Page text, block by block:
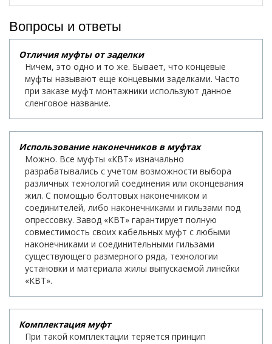
Вопросы и ответы
Отличия муфты от заделки
Ничем, это одно и то же. Бывает, что концевые
муфты называют еще концевыми заделками. Часто
при заказе муфт монтажники используют данное
сленговое название.
Использование наконечников в муфтах
Можно. Все муфты «КВТ» изначально
разрабатывались с учетом возможности выбора
различных технологий соединения или оконцевания
жил. С помощью болтовых наконечником и
соединителей, либо наконечниками и гильзами под
опрессовку. Завод «КВТ» гарантирует полную
совместимость своих кабельных муфт с любыми
наконечниками и соединительными гильзами
существующего размерного ряда, технологии
установки и материала жилы выпускаемой линейки
«КВТ».
Комплектация муфт
При такой комплектации теряется принцип